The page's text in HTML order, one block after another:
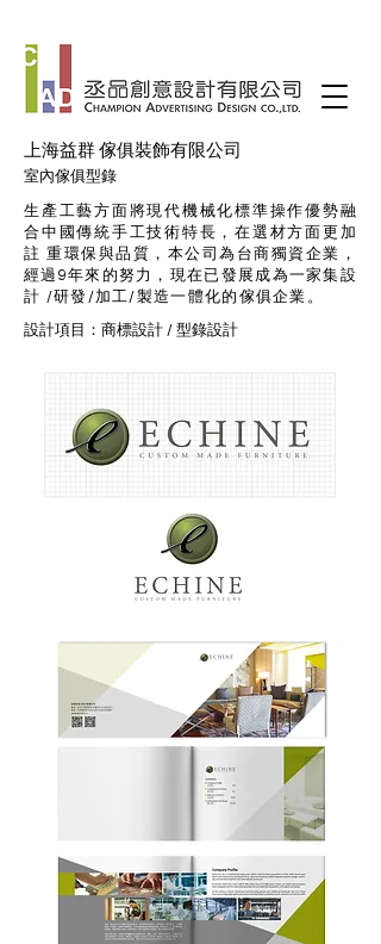
上海益群 傢俱裝飾有限公司
室內傢俱型錄
生產工藝方面將現代機械化標準操作優勢融
合中國傳統手工技術特長，在選材方面更加
註 重環保與品質，本公司為台商獨資企業，
經過9年來的努力，現在已發展成為一家集設
計 /研發/加工/製造一體化的傢俱企業。
設計項目： 商標設計 / 型錄設計